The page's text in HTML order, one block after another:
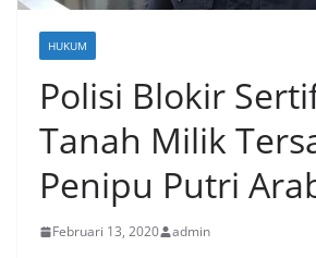
HUKUM
Polisi Blokir
Tanah Milik
Penipu Putri
Februari 13, 2020 admin